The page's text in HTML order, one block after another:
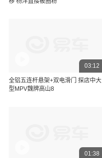
03:12
全铝五连杆悬架+双电滑门 探店中大
型MPV魏牌高山8
01:38